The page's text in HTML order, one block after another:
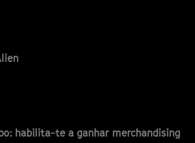
habilita-te a ganhar merchandising